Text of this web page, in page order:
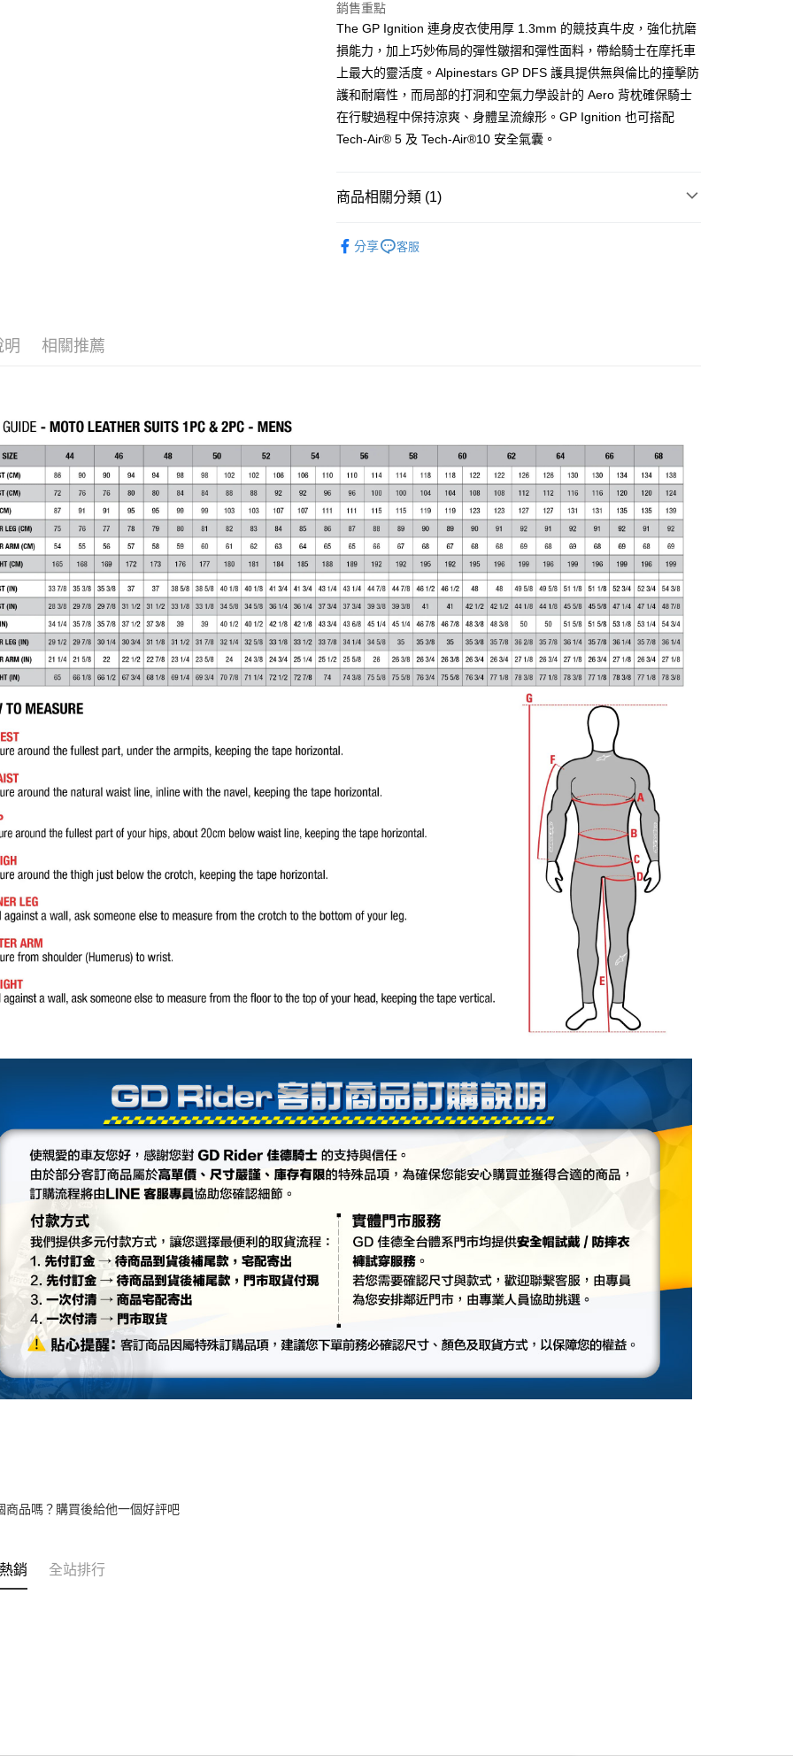
用，由本公司與您本人進行分期帳單所需資料之確認、核對及更正。
3.完整用戶服務條款，請詳閱以下連結：https://oppay.tw/userRule
付客戶支援中心」
【注意事項】
１．透過由恩沛科技股份有限公司提供之「AFTEE先享後付」服務完成之
交易，需依本服務之必要範圍內提供個人資料，並將交易相關給付款項請
求債權轉讓予恩沛科技股份有限公司。
https://aftee.tw/terms/#terms3
３．未成年的使用者請事先徵得法定代理人或監護人之同意方可使用
４．使用「AFTEE先享後付」時，將依據個別帳號之用戶狀況，依本公司
即時審查核予不同之上限額度；若仍有額度不足之情形，本公司將視審查
形，恩沛科技股份有限公司將有權停止該用戶之使用額度並採取法律行
銷售重點
The GP Ignition 連身皮衣使用厚 1.3mm 的競技真牛皮，強化抗磨
損能力，加上巧妙佈局的彈性皺摺和彈性面料，帶給騎士在摩托車
上最大的靈活度。Alpinestars GP DFS 護具提供無與倫比的撞擊防
護和耐磨性，而局部的打洞和空氣力學設計的 Aero 背枕確保騎士
在行駛過程中保持涼爽、身體呈流線形。GP Ignition 也可搭配
Tech-Air® 5 及 Tech-Air®10 安全氣囊。
商品相關分類 (1)
分享
客服
明 相關推薦
商品嗎？購買後給他一個好評吧
銷 全站排行